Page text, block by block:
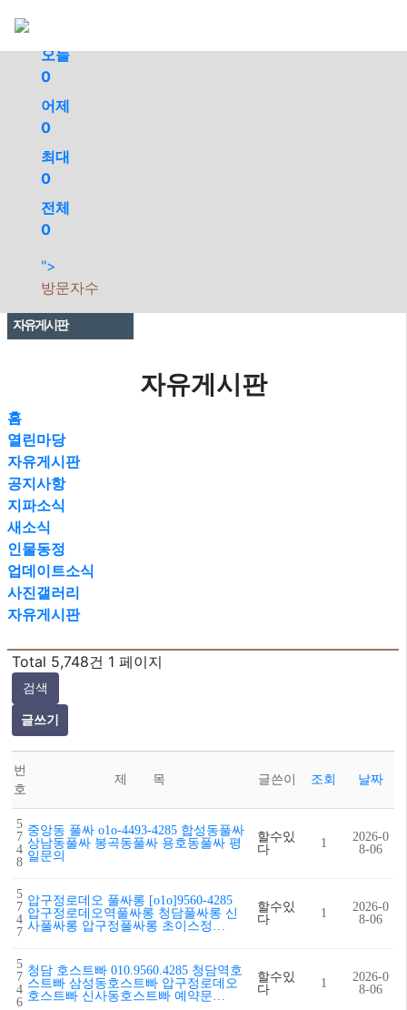
오늘
0
어제
0
최대
0
전체
0
">
방문자수
공지사항
인물동정
자유게시판
자유게시판
홈
열린마당
자유게시판
공지사항
지파소식
새소식
인물동정
업데이트소식
사진갤러리
자유게시판
Total 5,748건 1 페이지
검색
글쓰기
번
호
제 목 글쓴이 조회 날짜
5
7
4
8
중앙동 풀싸 o1o-4493-4285 합성동풀싸
상남동풀싸 봉곡동풀싸 용호동풀싸 평
일문의
할수있
다
1
2026-0
8-06
5
7
4
7
압구정로데오 풀싸롱 [o1o]9560-4285
압구정로데오역풀싸롱 청담풀싸롱 신
사풀싸롱 압구정풀싸롱 초이스정…
할수있
다
1
2026-0
8-06
5
7
4
6
청담 호스트빠 010.9560.4285 청담역호
스트빠 삼성동호스트빠 압구정로데오
호스트빠 신사동호스트빠 예약문…
할수있
다
1
2026-0
8-06